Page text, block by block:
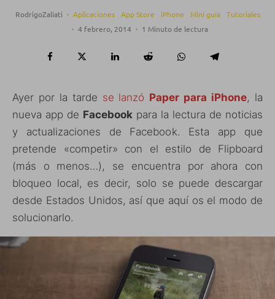
RodrigoZaliati · Aplicaciones App Store iPhone Mini guía
Tutoriales
· 4 febrero, 2014 · 1 Minuto de lectura
Ayer por la tarde se lanzó Paper para iPhone, la
nueva app de Facebook para la lectura de noticias
y actualizaciones de Facebook. Esta app que
pretende «competir» con el estilo de Flipboard
(más o menos…), se encuentra por ahora con
bloqueo local, es decir, solo se puede descargar
desde Estados Unidos, así que aquí os el modo de
solucionarlo.